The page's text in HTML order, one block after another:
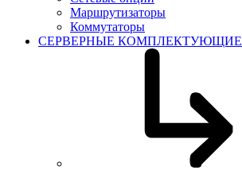
Маршрутизаторы
Коммутаторы
СЕРВЕРНЫЕ КОМПЛЕКТУЮЩИЕ